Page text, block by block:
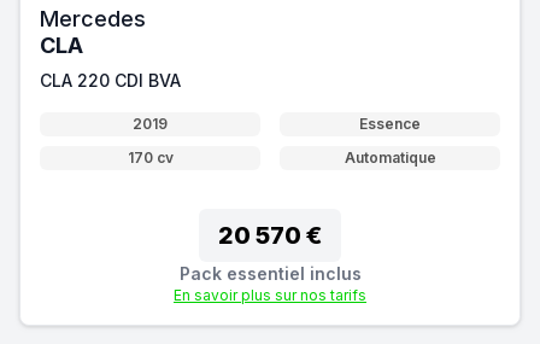
Mercedes
CLA
CLA 220 CDI BVA
2019
Essence
170 cv
Automatique
20 570 €
Pack essentiel inclus
En savoir plus sur nos tarifs